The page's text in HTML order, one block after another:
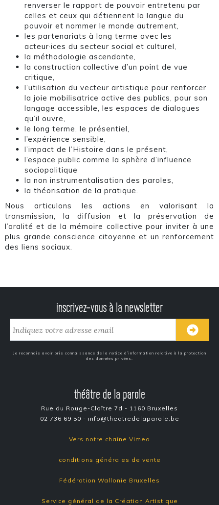
renverser le rapport de pouvoir entretenu par
celles et ceux qui détiennent la langue du
pouvoir et nommer le monde autrement,
les partenariats à long terme avec les
acteur·ices du secteur social et culturel,
la méthodologie ascendante,
la construction collective d’un point de vue
critique,
l’utilisation du vecteur artistique pour renforcer
la joie mobilisatrice active des publics, pour son
langage accessible, les espaces de dialogues
qu’il ouvre,
le long terme, le présentiel,
l’expérience sensible,
l’impact de l’Histoire dans le présent,
l’espace public comme la sphère d’influence
sociopolitique
la non instrumentalisation des paroles,
la théorisation de la pratique.
Nous articulons les actions en valorisant la
transmission, la diffusion et la préservation de
l’oralité et de la mémoire collective pour inviter à une
plus grande conscience citoyenne et un renforcement
des liens sociaux.
inscrivez-vous à la newsletter
Je reconnais avoir pris connaissance de la notice d’information relative à la protection
des données privées.
théâtre de la parole
Rue du Rouge-Cloître 7d - 1160 Bruxelles
02 736 69 50 - info@theatredelaparole.be
Vers notre chaîne Vimeo
conditions générales de vente
Fédération Wallonie Bruxelles
Service général de la Création Artistique